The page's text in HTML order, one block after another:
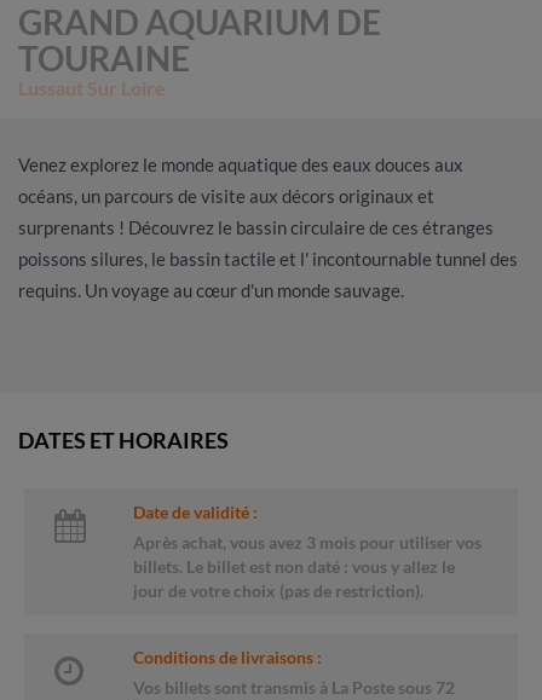
GRAND AQUARIUM DE
TOURAINE
Lussaut Sur Loire
Venez explorez le monde aquatique des eaux douces aux
océans, un parcours de visite aux décors originaux et
surprenants ! Découvrez le bassin circulaire de ces étranges
poissons silures, le bassin tactile et l' incontournable tunnel des
requins. Un voyage au cœur d'un monde sauvage.
DATES ET HORAIRES
Date de validité :
Après achat, vous avez 3 mois pour utiliser vos
billets. Le billet est non daté : vous y allez le
jour de votre choix (pas de restriction).
Conditions de livraisons :
Vos billets sont transmis à La Poste sous 72